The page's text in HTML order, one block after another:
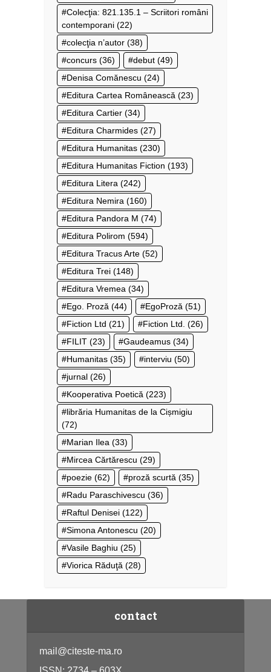
Colecţia: 821.135.1 – Scriitori români
contemporani (22)
colecţia n’autor (38)
concurs (36) debut (49)
Denisa Comănescu (24)
Editura Cartea Românească (23)
Editura Cartier (34)
Editura Charmides (27)
Editura Humanitas (230)
Editura Humanitas Fiction (193)
Editura Litera (242)
Editura Nemira (160)
Editura Pandora M (74)
Editura Polirom (594)
Editura Tracus Arte (52)
Editura Trei (148)
Editura Vremea (34)
Ego. Proză (44) EgoProză (51)
Fiction Ltd (21) Fiction Ltd. (26)
FILIT (23) Gaudeamus (34)
Humanitas (35) interviu (50)
jurnal (26)
Kooperativa Poetică (223)
librăria Humanitas de la Cișmigiu
(72)
Marian Ilea (33)
Mircea Cărtărescu (29)
poezie (62) proză scurtă (35)
Radu Paraschivescu (36)
Raftul Denisei (122)
Simona Antonescu (20)
Vasile Baghiu (25)
Viorica Răduţă (28)
contact
mail@citeste-ma.ro